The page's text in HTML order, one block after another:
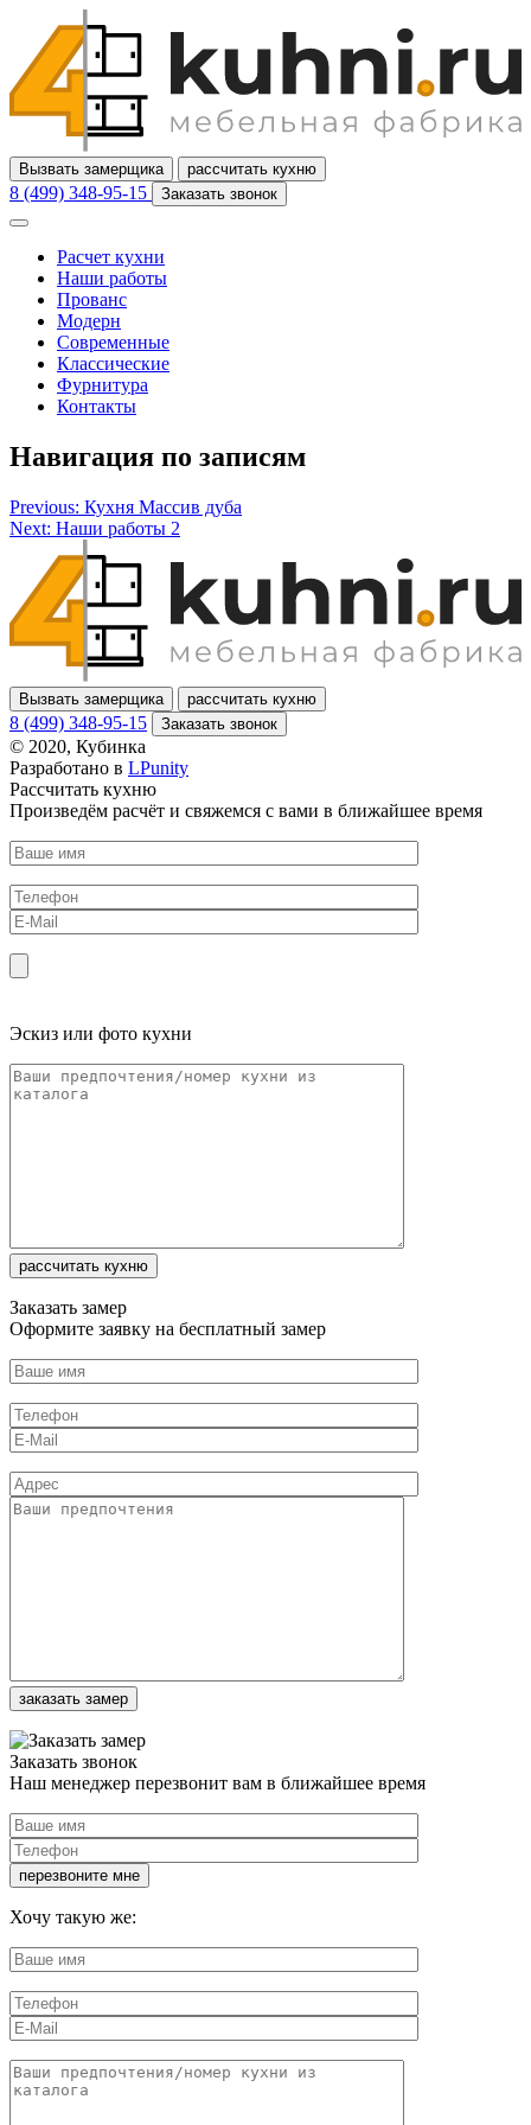
Вызвать замерщика рассчитать кухню
8 (499) 348-95-15 Заказать звонок
Расчет кухни
Наши работы
Прованс
Модерн
Современные
Классические
Фурнитура
Контакты
Навигация по записям
Previous: Кухня Массив дуба
Next: Наши работы 2
Вызвать замерщика рассчитать кухню
8 (499) 348-95-15 Заказать звонок
© 2020, Кубинка
Разработано в LPunity
Рассчитать кухню
Произведём расчёт и свяжемся с вами в ближайшее время
Эскиз или фото кухни
Заказать замер
Оформите заявку на бесплатный замер
Заказать звонок
Наш менеджер перезвонит вам в ближайшее время
Хочу такую же: